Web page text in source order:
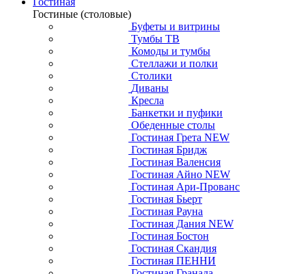
Гостиные (столовые)
Буфеты и витрины
Тумбы ТВ
Комоды и тумбы
Стеллажи и полки
Столики
Диваны
Кресла
Банкетки и пуфики
Обеденные столы
Гостиная Грета NEW
Гостиная Бридж
Гостиная Валенсия
Гостиная Айно NEW
Гостиная Ари-Прованс
Гостиная Бьерт
Гостиная Рауна
Гостиная Дания NEW
Гостиная Бостон
Гостиная Скандия
Гостиная ПЕННИ